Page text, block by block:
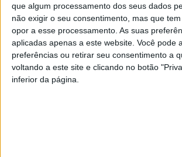
que algum processamento dos seus dados
não exigir o seu consentimento, mas que
opor a esse processamento. As suas
aplicadas apenas a este website. Você pode
preferências ou retirar seu consentimento a
voltando a este site e clicando no botão
inferior da página.
Esta e outras notícias para ouvir na
FM ou emwww.968.fm.
Pub